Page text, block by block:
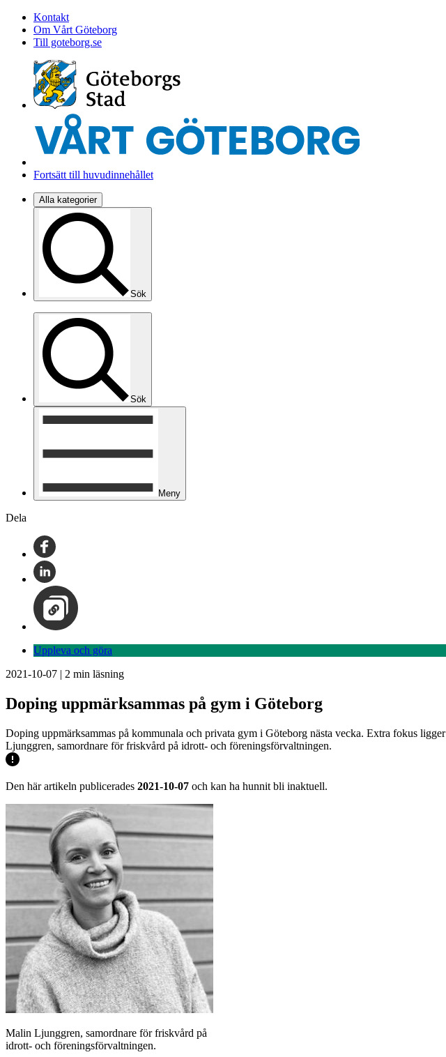
Kontakt
Om Vårt Göteborg
Till goteborg.se
Fortsätt till huvudinnehållet
Alla kategorier
Sök
Sök
Meny
Dela
Uppleva och göra
2021-10-07 | 2 min läsning
Doping uppmärksammas på gym i Göteborg
Doping uppmärksammas på kommunala och privata gym i Göteborg nästa vecka. Extra fokus
Ljunggren, samordnare för friskvård på idrott- och föreningsförvaltningen.
Den här artikeln publicerades 2021-10-07 och kan ha hunnit bli inaktuell.
Malin Ljunggren, samordnare för friskvård på
idrott- och föreningsförvaltningen.